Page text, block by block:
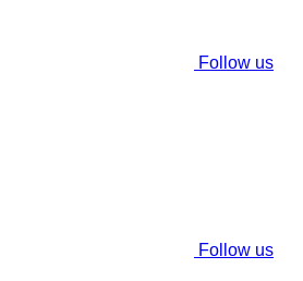
Follow us
Follow us